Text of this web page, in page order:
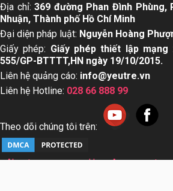
Địa chỉ:369 đường Phan Đình Phùng,
Nhuận, Thành phố Hồ Chí Minh
Đại diện pháp luật: Nguyễn Hoàng
Giấy phép: Giấy phép thiết lập
555/GP-BTTTT,HN ngày 19/10/2015.
Liên hệ quảng cáo: info@yeutre.vn
Liên hệ Hotline: 028 66 888 99
Theo dõi chúng tôi trên:
About us User Agreement